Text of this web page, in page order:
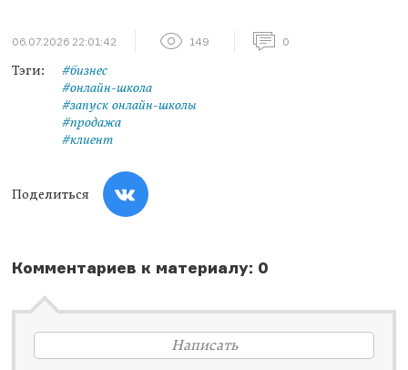
06.07.2026 22:01:42 149 0
Тэги:
#бизнес
#онлайн-школа
#запуск онлайн-школы
#продажа
#клиент
Поделиться
Комментариев к материалу: 0
Написать